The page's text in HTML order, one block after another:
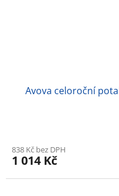
Avova celoroční
838 Kč bez DPH
1 014 Kč